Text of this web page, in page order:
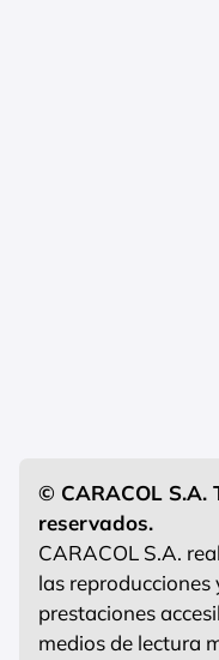
© CARACOL S.A.
reservados.
CARACOL S.A.
las reproducciones
prestaciones
medios de lectura